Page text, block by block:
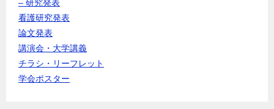
– 研究発表
看護研究発表
論文発表
講演会・大学講義
チラシ・リーフレット
学会ポスター